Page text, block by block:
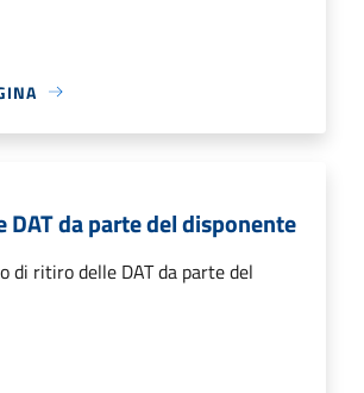
DAT da parte del disponente
di ritiro delle DAT da parte del